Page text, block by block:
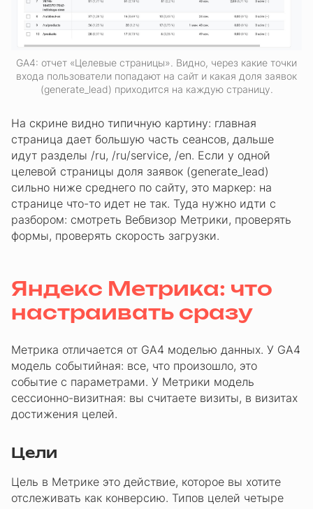
GA4: отчет «Целевые страницы». Видно, через какие точки
входа пользователи попадают на сайт и какая доля заявок
(generate_lead) приходится на каждую страницу.
На скрине видно типичную картину: главная
страница дает большую часть сеансов, дальше
идут разделы /ru, /ru/service, /en. Если у одной
целевой страницы доля заявок (generate_lead)
сильно ниже среднего по сайту, это маркер: на
странице что-то идет не так. Туда нужно идти с
разбором: смотреть Вебвизор Метрики, проверять
формы, проверять скорость загрузки.
Яндекс Метрика: что
настраивать сразу
Метрика отличается от GA4 моделью данных. У GA4
модель событийная: все, что произошло, это
событие с параметрами. У Метрики модель
сессионно-визитная: вы считаете визиты, в визитах
достижения целей.
Цели
Цель в Метрике это действие, которое вы хотите
отслеживать как конверсию. Типов целей четыре